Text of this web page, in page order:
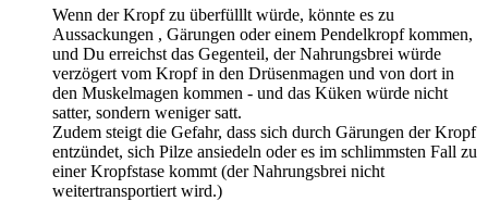
Wenn der Kropf zu überfülllt würde, könnte es zu
Aussackungen , Gärungen oder einem Pendelkropf kommen,
und Du erreichst das Gegenteil, der Nahrungsbrei würde
verzögert vom Kropf in den Drüsenmagen und von dort in
den Muskelmagen kommen - und das Küken würde nicht
satter, sondern weniger satt.
Zudem steigt die Gefahr, dass sich durch Gärungen der Kropf
entzündet, sich Pilze ansiedeln oder es im schlimmsten Fall zu
einer Kropfstase kommt (der Nahrungsbrei nicht
weitertransportiert wird.)